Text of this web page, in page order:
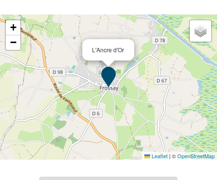
L'Ancre d'Or
+
−
Leaflet |©OpenStreetMap